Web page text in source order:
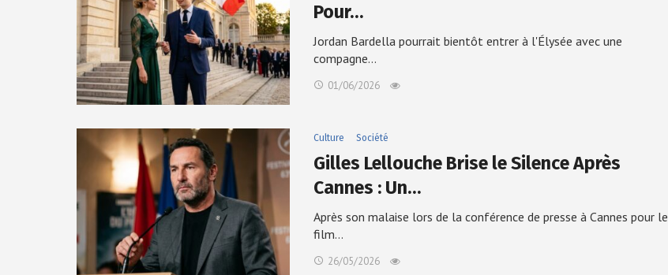
Pour…
Jordan Bardella pourrait bientôt entrer à l'Élysée avec une
compagne…
01/06/2026
Culture Société
Gilles Lellouche Brise le Silence Après
Cannes : Un…
Après son malaise lors de la conférence de presse à Cannes pour le
film…
26/05/2026